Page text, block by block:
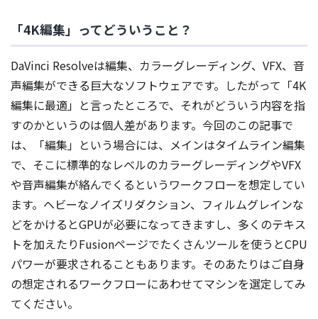
「4K編集」ってどういうこと？
DaVinci Resolveは編集、カラーグレーディング、VFX、音
声編集ができる巨大なソフトウェアです。したがって「4K
編集に最適」と言ったところで、それがどういう内容を指
すのかというのは個人差があります。今回のこの記事で
は、「編集」という場合には、メインはタイムライン編集
で、そこに標準的なレベルのカラーグレーディングやVFX
や音声編集が絡んでくるというワークフローを想定してい
ます。ヘビーなノイズリダクション、フィルムグレインな
どをかけるとGPUが必要になってきますし、多くのテキス
トを加えたりFusionページでたくさんツールを使うとCPU
パワーが要求されることもあります。そのあたりはご自身
の想定されるワークフローにあわせてマシンを選定してみ
てください。